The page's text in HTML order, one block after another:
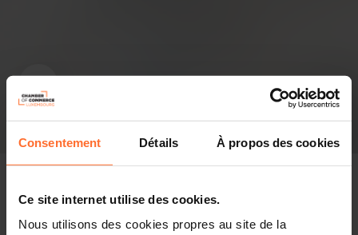
Consentement Détails À propos des cookies
Ce site internet utilise des cookies.
Nous utilisons des cookies propres au site de la
Gutachten & Gesetzgebung